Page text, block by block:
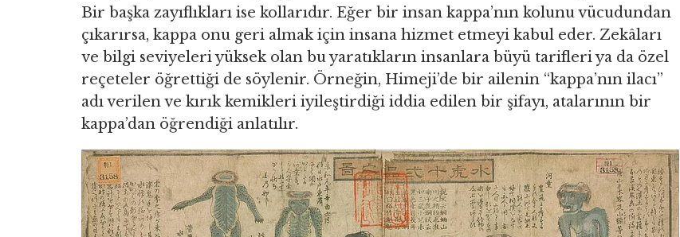
Bir başka zayıflıkları ise kollarıdır. Eğer bir insan kappa’nın kolunu vücudundan
çıkarırsa, kappa onu geri almak için insana hizmet etmeyi kabul eder. Zekâları
ve bilgi seviyeleri yüksek olan bu yaratıkların insanlara büyü tarifleri ya da özel
reçeteler öğrettiği de söylenir. Örneğin, Himeji’de bir ailenin “kappa’nın ilacı”
adı verilen ve kırık kemikleri iyileştirdiği iddia edilen bir şifayı, atalarının bir
kappa’dan öğrendiği anlatılır.